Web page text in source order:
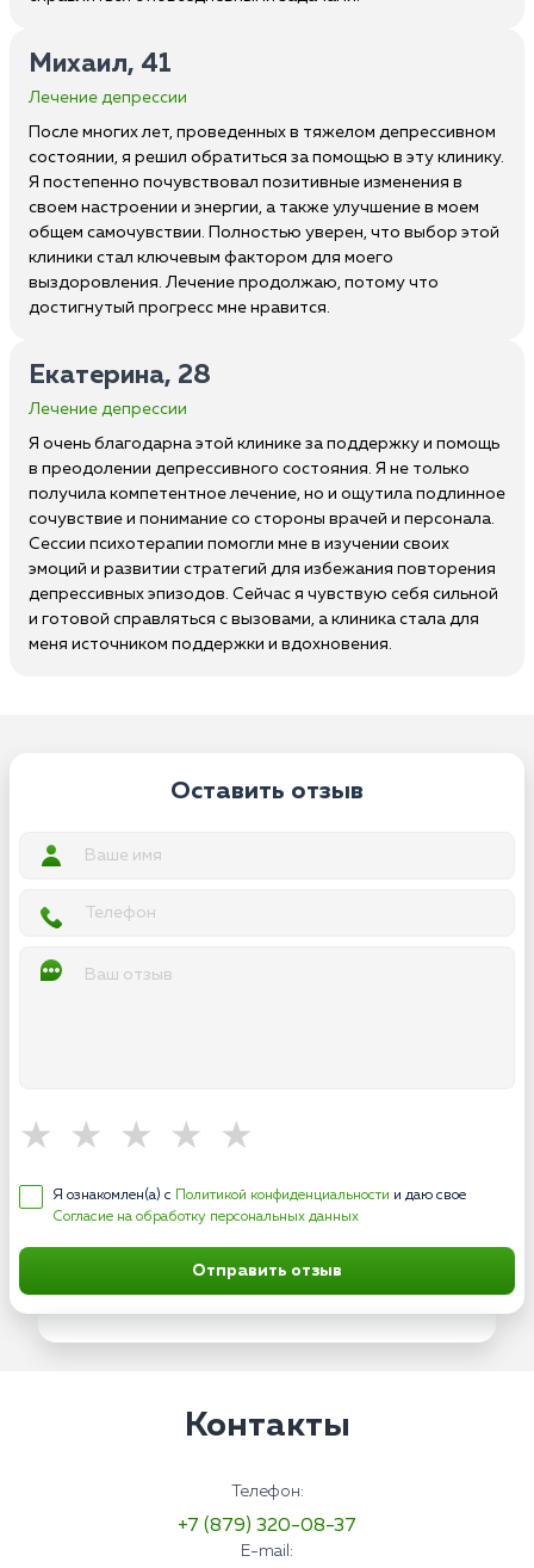
Михаил, 41
Лечение депрессии
После многих лет, проведенных в тяжелом депрессивном
состоянии, я решил обратиться за помощью в эту клинику.
Я постепенно почувствовал позитивные изменения в
своем настроении и энергии, а также улучшение в моем
общем самочувствии. Полностью уверен, что выбор этой
клиники стал ключевым фактором для моего
выздоровления. Лечение продолжаю, потому что
достигнутый прогресс мне нравится.
Екатерина, 28
Лечение депрессии
Я очень благодарна этой клинике за поддержку и помощь
в преодолении депрессивного состояния. Я не только
получила компетентное лечение, но и ощутила подлинное
сочувствие и понимание со стороны врачей и персонала.
Сессии психотерапии помогли мне в изучении своих
эмоций и развитии стратегий для избежания повторения
депрессивных эпизодов. Сейчас я чувствую себя сильной
и готовой справляться с вызовами, а клиника стала для
меня источником поддержки и вдохновения.
Оставить отзыв
Я ознакомлен(а) с Политикой конфиденциальности и даю свое
Согласие на обработку персональных данных
Отправить отзыв
Контакты
Телефон:
+7 (879) 320-08-37
E-mail: